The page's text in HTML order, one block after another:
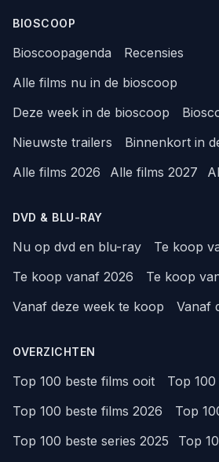
BIOSCOOP
Bioscoopagenda
Recensies
Alle films nu in de bioscoop
Deze week in de bioscoop
Nieuwste trailers
Binnenkort in
Alle films 2026
Alle films 2027
DVD & BLU-RAY
Nu op dvd en blu-ray
Te koop
Te koop vanaf 2026
Te koop
Vanaf deze week te koop
Vanaf
OVERZICHTEN
Top 100 beste films ooit
Top
Top 100 beste films 2026
Top
Top 100 beste series 2025
Top